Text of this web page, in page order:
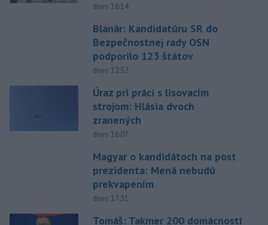
dnes 16:14
Blanár: Kandidatúru SR do
Bezpečnostnej rady OSN
podporilo 123 štátov
dnes 12:52
Úraz pri práci s lisovacím
strojom: Hlásia dvoch
zranených
dnes 16:07
Magyar o kandidátoch na post
prezidenta: Mená nebudú
prekvapením
dnes 17:31
Tomáš: Takmer 200 domácností